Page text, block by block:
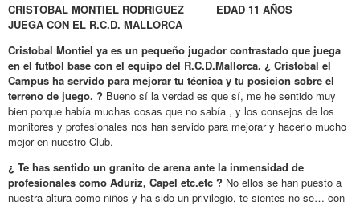
CRISTOBAL MONTIEL RODRIGUEZ EDAD 11 AÑOS
JUEGA CON EL R.C.D. MALLORCA
Cristobal Montiel ya es un pequeño jugador contrastado que juega
en el futbol base con el equipo del R.C.D.Mallorca. ¿ Cristobal el
Campus ha servido para mejorar tu técnica y tu posicion sobre el
terreno de juego. ? Bueno sí la verdad es que sí, me he sentido muy
bien porque había muchas cosas que no sabía , y los consejos de los
monitores y profesionales nos han servido para mejorar y hacerlo mucho
mejor en nuestro Club.
¿ Te has sentido un granito de arena ante la inmensidad de
profesionales como Aduriz, Capel etc.etc ? No ellos se han puesto a
nuestra altura como niños y ha sido un privilegio, te sientes no se… con